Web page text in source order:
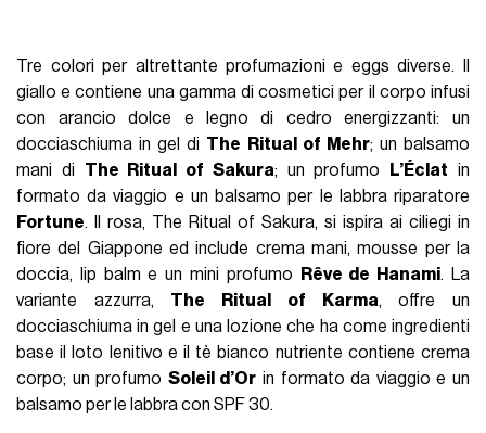
Tre colori per altrettante profumazioni e eggs diverse. Il
giallo e contiene una gamma di cosmetici per il corpo infusi
con arancio dolce e legno di cedro energizzanti: un
docciaschiuma in gel di The Ritual of Mehr; un balsamo
mani di The Ritual of Sakura; un profumo L’Éclat in
formato da viaggio e un balsamo per le labbra riparatore
Fortune. Il rosa, The Ritual of Sakura, si ispira ai ciliegi in
fiore del Giappone ed include crema mani, mousse per la
doccia, lip balm e un mini profumo
Rêve de Hanami. La
variante azzurra, The Ritual of Karma, offre un
docciaschiuma in gel e una lozione che ha come ingredienti
base il loto lenitivo e il tè bianco nutriente contiene crema
corpo; un profumo Soleil d’Or in formato da viaggio e un
balsamo per le labbra con SPF 30.